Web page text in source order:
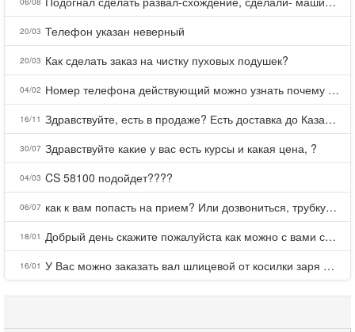
20/03 Телефон указан неверный
20/03 Как сделать заказ на чистку пуховых подушек?
04/02 Номер телефона действующий можно узнать почему номер неправельный
16/11 Здравствуйте, есть в продаже? Есть доставка до Казани?
30/07 Здравствуйте какие у вас есть курсы и какая цена, ?
04/03 CS 58100 подойдет????
06/07 как к вам попасть на прием? Или дозвониться, трубку не берете.
18/01 Добрый день скажите пожалуйста как можно с вами связаться . Телефон не отвечает .Заказала кухню в тц Хороший есть претензии а менеджер контактов не дает .Что делать?
16/01 У Вас можно заказать вал шлицевой от косилки заря для мтз, который соединяет мотоблок с косилкой.?